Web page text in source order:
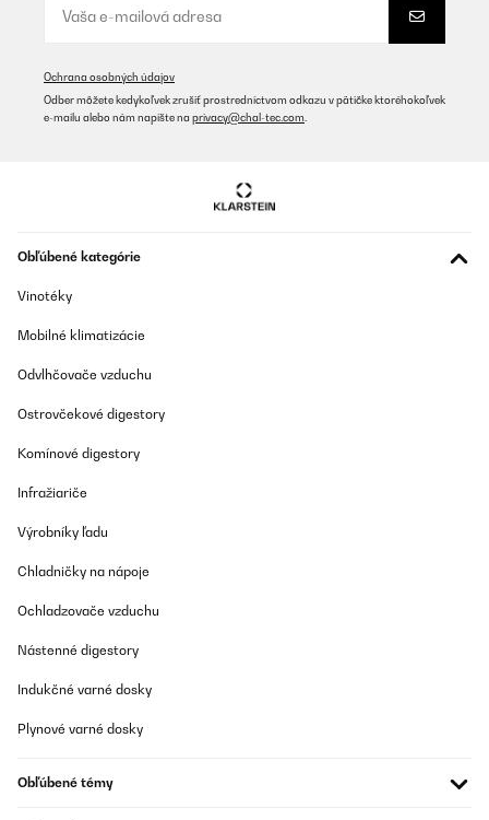
Ochrana osobných údajov
Odber môžete kedykoľvek zrušiť prostredníctvom odkazu v pätičke ktoréhokoľvek
e-mailu alebo nám napíšte na privacy@chal-tec.com
Obľúbené kategórie
Vinotéky
Mobilné klimatizácie
Odvlhčovače vzduchu
Ostrovčekové digestory
Komínové digestory
Infražiariče
Výrobníky ľadu
Chladničky na nápoje
Ochladzovače vzduchu
Nástenné digestory
Indukčné varné dosky
Plynové varné dosky
Obľúbené témy